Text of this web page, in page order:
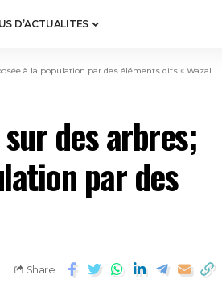
D’ACTUALITES
à la population par des éléments dits « Wazalendo »
des arbres;
par des
Share